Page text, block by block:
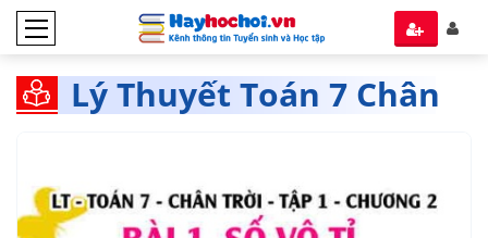
Lý Thuyết Toán 7 Chân